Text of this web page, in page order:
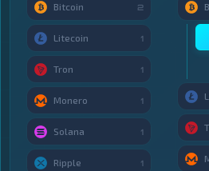
Bitcoin 2
Litecoin 1
Tron 1
Monero 1
Solana 1
Ripple 1